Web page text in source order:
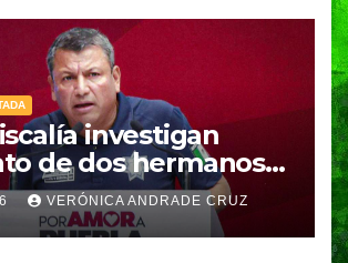
investigan
de dos hermanos
refuerzan
en la Central de
VERÓNICA ANDRADE CRUZ